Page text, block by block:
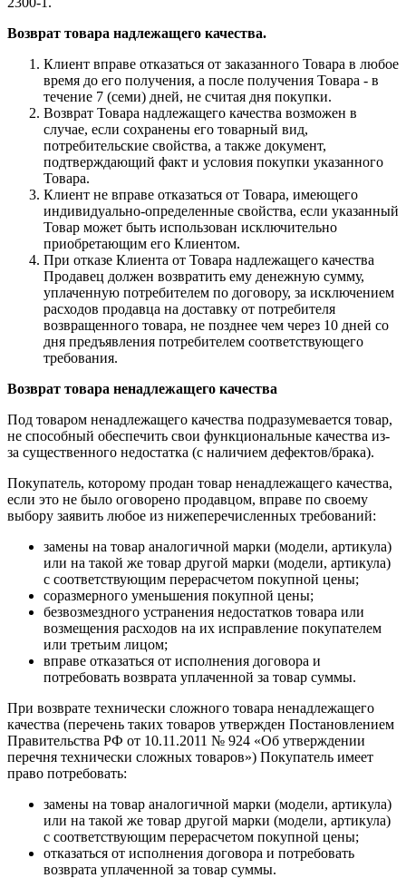
Возврат товара надлежащего качества.
Клиент вправе отказаться от заказанного Товара в любое
время до его получения, а после получения Товара - в
течение 7 (семи) дней, не считая дня покупки.
Возврат Товара надлежащего качества возможен в
случае, если сохранены его товарный вид,
потребительские свойства, а также документ,
подтверждающий факт и условия покупки указанного
Товара.
Клиент не вправе отказаться от Товара, имеющего
индивидуально-определенные свойства, если указанный
Товар может быть использован исключительно
приобретающим его Клиентом.
При отказе Клиента от Товара надлежащего качества
Продавец должен возвратить ему денежную сумму,
уплаченную потребителем по договору, за исключением
расходов продавца на доставку от потребителя
возвращенного товара, не позднее чем через 10 дней со
дня предъявления потребителем соответствующего
требования.
Возврат товара ненадлежащего качества
Под товаром ненадлежащего качества подразумевается товар,
не способный обеспечить свои функциональные качества из-
за существенного недостатка (с наличием дефектов/брака).
Покупатель, которому продан товар ненадлежащего качества,
если это не было оговорено продавцом, вправе по своему
выбору заявить любое из нижеперечисленных требований:
замены на товар аналогичной марки (модели, артикула)
или на такой же товар другой марки (модели, артикула)
с соответствующим перерасчетом покупной цены;
соразмерного уменьшения покупной цены;
безвозмездного устранения недостатков товара или
возмещения расходов на их исправление покупателем
или третьим лицом;
вправе отказаться от исполнения договора и
потребовать возврата уплаченной за товар суммы.
При возврате технически сложного товара ненадлежащего
качества (перечень таких товаров утвержден Постановлением
Правительства РФ от 10.11.2011 № 924 «Об утверждении
перечня технически сложных товаров») Покупатель имеет
право потребовать:
замены на товар аналогичной марки (модели, артикула)
или на такой же товар другой марки (модели, артикула)
с соответствующим перерасчетом покупной цены;
отказаться от исполнения договора и потребовать
возврата уплаченной за товар суммы.